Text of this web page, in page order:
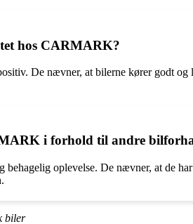
hos CARMARK?
De nævner, at bilerne kører godt
i forhold til andre
oplevelse. De nævner, at de
biler